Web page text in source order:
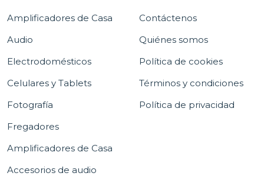
Amplificadores de Casa
Audio
Electrodomésticos
Celulares y Tablets
Fotografía
Fregadores
Amplificadores de Casa
Accesorios de audio
Contáctenos
Quiénes somos
Política de cookies
Términos y condiciones
Política de privacidad